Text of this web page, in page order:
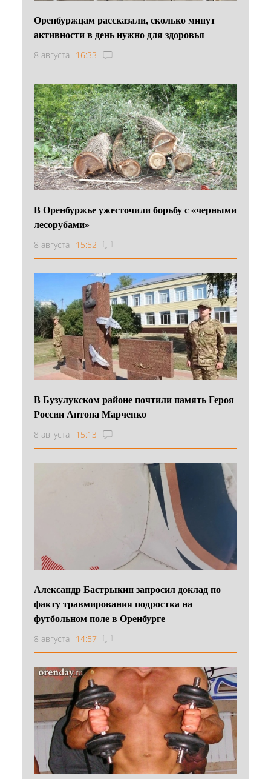
Оренбуржцам рассказали, сколько минут
активности в день нужно для здоровья
8 августа 16:33
В Оренбуржье ужесточили борьбу с «черными
лесорубами»
8 августа 15:52
В Бузулукском районе почтили память Героя
России Антона Марченко
8 августа 15:13
Александр Бастрыкин запросил доклад по
факту травмирования подростка на
футбольном поле в Оренбурге
8 августа 14:57